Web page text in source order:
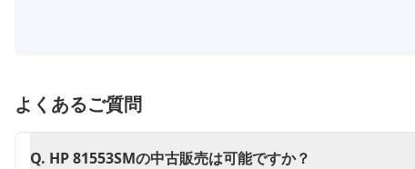
よくあるご質問
Q. HP 81553SMの中古販売は可能ですか？